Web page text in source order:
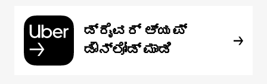
ಡ್ರೈವರ್ ಆ್ಯಪ್
ಡೌನ್‌ಲೋಡ್ ಮಾಡಿ